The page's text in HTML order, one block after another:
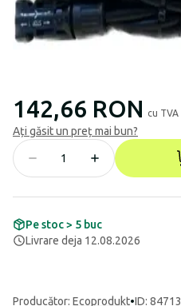
142,66 RON cu TVA
Ați găsit un preț mai bun?
Pe stoc > 5 buc
Livrare deja 12.08.2026
Producător: Ecoprodukt•ID: 84713